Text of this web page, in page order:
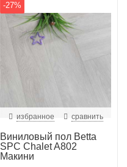
-27%
избранное сравнить
Виниловый пол Betta
SPC Chalet A802
Макини